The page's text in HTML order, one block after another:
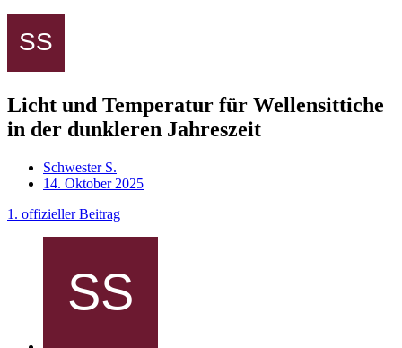
Licht und Temperatur für Wellensittiche
in der dunkleren Jahreszeit
Schwester S.
14. Oktober 2025
1. offizieller Beitrag